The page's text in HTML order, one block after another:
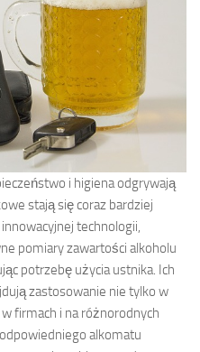
i higiena odgrywają
stają się coraz bardziej
technologii,
pomiary zawartości alkoholu
potrzebę użycia ustnika. Ich
zastosowanie nie tylko w
firmach i na różnorodnych
alkomatu